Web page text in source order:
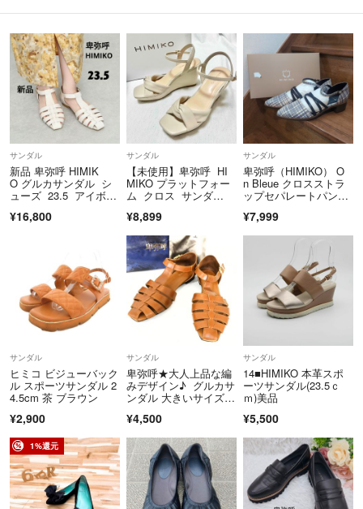
サンダル
新品 卑弥呼 HIMIK
O グルカサンダル シ
ューズ 23.5 アイボリ
¥16,800
サンダル
【未使用】卑弥呼 HI
MIKO プラットフォー
ム クロス サンダ
¥8,899
サンダル
卑弥呼（HIMIKO） O
n Bleue クロスストラ
ップセパレートパンプ
¥7,999
サンダル
ヒミコ ビジューバック
ル スポーツサンダル 2
4.5cm 茶 ブラウン
¥2,900
サンダル
卑弥呼★大人上品な編
みデザイン♪ グルカサ
ンダル 大きいサイズ2
¥4,500
サンダル
14■HIMIKO 本革スポ
ーツサンダル(23.5ｃ
ｍ)美品
¥5,500
1%還元